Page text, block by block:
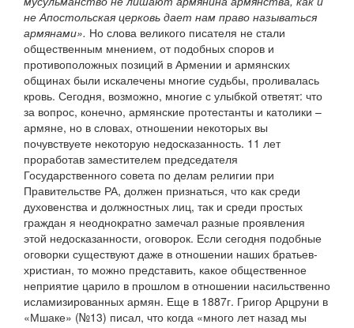
не Апостольская церковь дает нам право называться
армянами». Но слова великого писателя не стали
общественным мнением, от подобных споров и
противоположных позиций в Армении и армянских
общинах были искалечены многие судьбы, проливалась
кровь. Сегодня, возможно, многие с улыбкой ответят: что
за вопрос, конечно, армянские протестанты и католики –
армяне, но в словах, отношении некоторых вы
почувствуете некоторую недосказанность. 11 лет
проработав заместителем председателя
Государственного совета по делам религии при
Правительстве РА, должен признаться, что как среди
духовенства и должностных лиц, так и среди простых
граждан я неоднократно замечал разные проявления
этой недосказанности, оговорок. Если сегодня подобные
оговорки существуют даже в отношении наших братьев-
христиан, то можно представить, какое общественное
неприятие царило в прошлом в отношении насильственно
исламизированных армян. Еще в 1887г. Григор Арцруни в
«Мшаке» (№13) писал, что когда «много лет назад мы